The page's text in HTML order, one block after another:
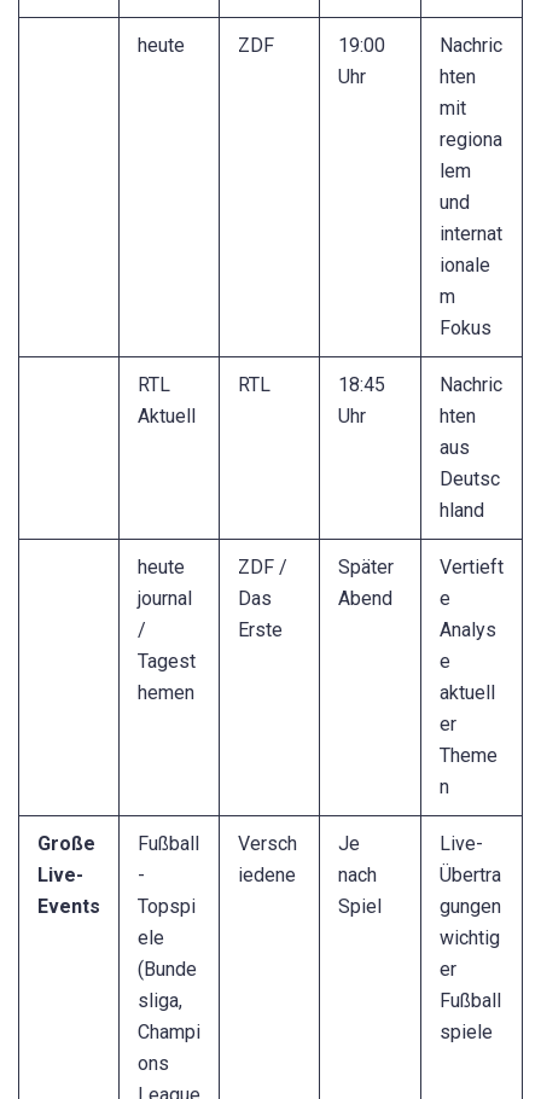
heute ZDF
19:00
Uhr
Nachric
hten
mit
regiona
lem
und
internat
ionale
m
Fokus
RTL
Aktuell
RTL
18:45
Uhr
Nachric
hten
aus
Deutsc
hland
heute
journal
/
Tagest
hemen
ZDF /
Das
Erste
Später
Abend
Vertieft
e
Analys
e
aktuell
er
Theme
n
Große
Live-
Events
Fußball
-
Topspi
ele
(Bunde
sliga,
Champi
ons
Versch
iedene
Je
nach
Spiel
Live-
Übertra
gungen
wichtig
er
Fußball
spiele